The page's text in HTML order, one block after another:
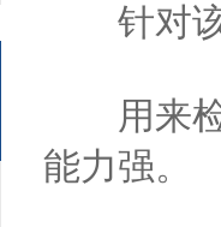
针对该
用来检
能力强。